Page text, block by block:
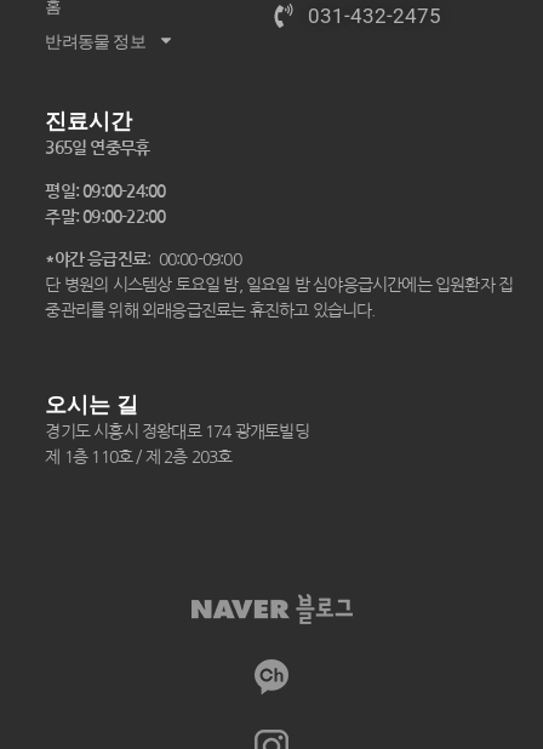
홈
반려동물 정보
031-432-2475
진료시간
365일 연중무휴
평일: 09:00-24:00
주말: 09:00-22:00
*야간 응급진료: 00:00-09:00
단 병원의 시스템상 토요일 밤, 일요일 밤 심야응급시간에는 입원환자 집
중관리를 위해 외래응급진료는 휴진하고 있습니다.
오시는 길
경기도 시흥시 정왕대로 174 광개토빌딩
제 1층 110호 / 제 2층 203호